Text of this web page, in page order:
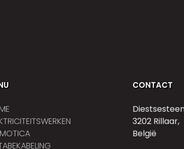
CONTACT
3202 Rillaar,
België